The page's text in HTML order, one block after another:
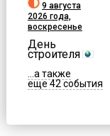
9 августа
2026 года,
воскресенье
День
строителя
...а также
еще 42 события